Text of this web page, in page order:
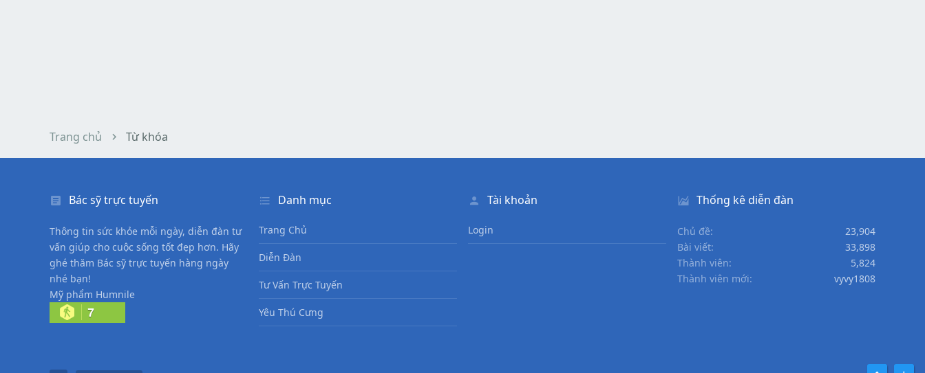
Trang chủ Từ khóa
Bác sỹ trực tuyến
Thông tin sức khỏe mỗi ngày, diễn đàn tư
vấn giúp cho cuộc sống tốt đẹp hơn. Hãy
ghé thăm Bác sỹ trực tuyến hàng ngày
nhé bạn!
Mỹ phẩm Humnile
7
Danh mục
Trang Chủ
Diễn Đàn
Tư Vấn Trực Tuyến
Yêu Thú Cưng
Tài khoản
Login
Thống kê diễn đàn
Chủ đề
23,904
Bài viết
33,898
Thành viên
5,824
Thành viên mới
vyvy1808